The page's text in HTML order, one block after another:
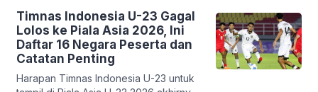
Timnas Indonesia U-23 Gagal
Lolos ke Piala Asia 2026, Ini
Daftar 16 Negara Peserta dan
Catatan Penting
Harapan Timnas Indonesia U-23 untuk